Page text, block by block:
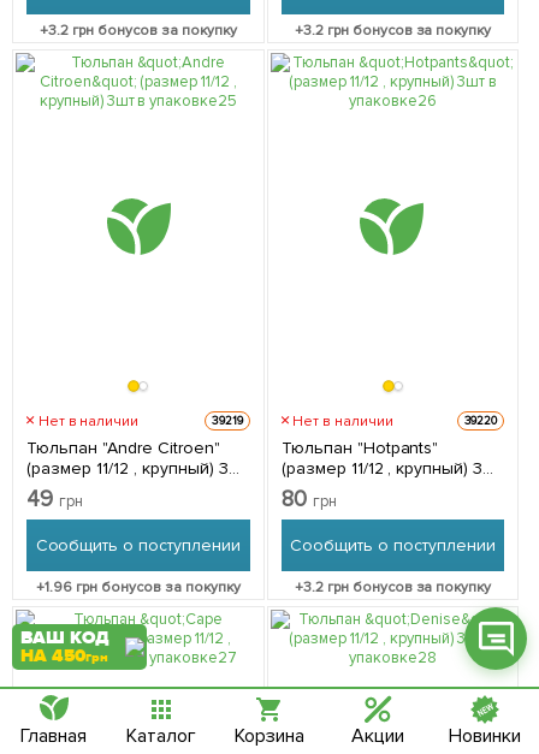
+3.2 грн бонусов за покупку +3.2грн бонусов за покупку
Нет в наличии 39219
Тюльпан "Andre Citroen"
(размер 11/12 , крупный) 3шт
в упаковке
49 грн
Сообщить о поступлении
+1.96 грн бонусов за покупку
Нет в наличии 39220
Тюльпан "Hotpants"
(размер 11/12 , крупный) 3шт
в упаковке
80 грн
Сообщить о поступлении
+3.2грн бонусов за покупку
Телеграм
Вайбер
Онлайн чат
ВАШ КОД
НА 450грн
Главная Каталог Корзина Акции Новинки